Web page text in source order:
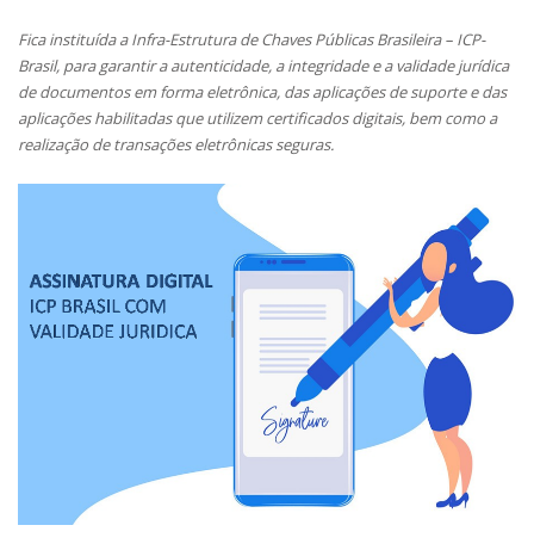
Fica instituída a Infra-Estrutura de Chaves Públicas Brasileira – ICP-
Brasil, para garantir a autenticidade, a integridade e a validade jurídica
de documentos em forma eletrônica, das aplicações de suporte e das
aplicações habilitadas que utilizem certificados digitais, bem como a
realização de transações eletrônicas seguras.